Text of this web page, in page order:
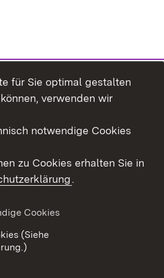
für Sie optimal gestalten
verwenden wir
notwendige Cookies
zu Cookies erhalten Sie in
.
Cookies
(Siehe